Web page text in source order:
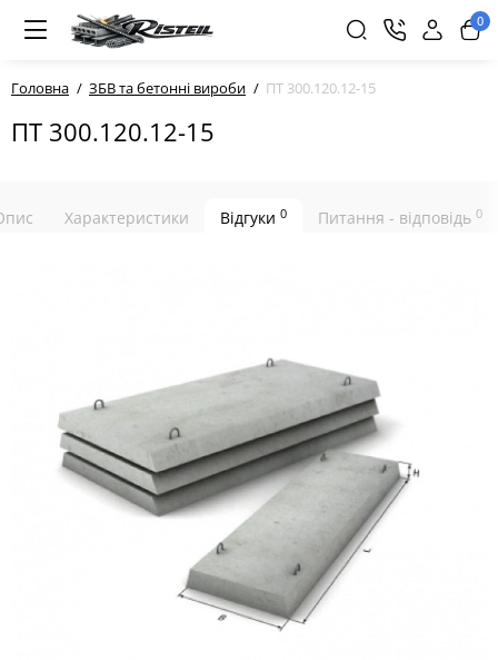
0
Головна ЗБВ та бетонні вироби ПТ 300.120.12-15
ПТ 300.120.12-15
Характеристики Відгуки 0 Питання - відповідь 0